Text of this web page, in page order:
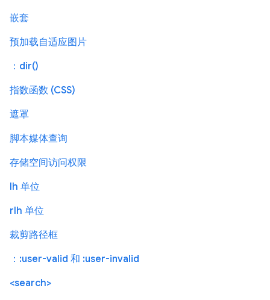
嵌套
预加载自适应图片
：dir()
指数函数 (CSS)
遮罩
脚本媒体查询
存储空间访问权限
lh 单位
rlh 单位
裁剪路径框
：:user-valid 和 :user-invalid
<search>